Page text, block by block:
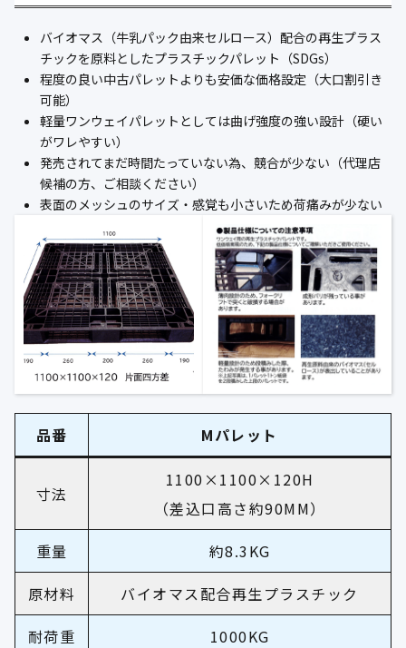
バイオマス（牛乳パック由来セルロース）配合の再生プラス
チックを原料としたプラスチックパレット（SDGs）
程度の良い中古パレットよりも安価な価格設定（大口割引き
可能）
軽量ワンウェイパレットとしては曲げ強度の強い設計（硬い
がワレやすい）
発売されてまだ時間たっていない為、競合が少ない（代理店
候補の方、ご相談ください）
表面のメッシュのサイズ・感覚も小さいため荷痛みが少ない
品番 Mパレット
寸法
1100×1100×120H
（差込口高さ約90MM）
重量
約8.3KG
原材料
バイオマス配合再生プラスチック
耐荷重
1000KG